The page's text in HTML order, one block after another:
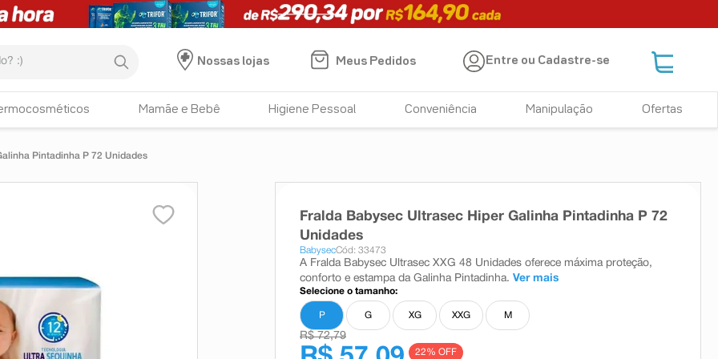
Nossas lojas
Meus Pedidos Entre ou Cadastre-se
Mamãe e Bebê Higiene Pessoal Conveniência Manipulação Ofertas
Pintadinha P 72 Unidades
Fralda Babysec Ultrasec Hiper Galinha Pintadinha P 72
Unidades
BabysecCód: 33473
A Fralda Babysec Ultrasec XXG 48 Unidades oferece máxima proteção,
conforto e estampa da Galinha Pintadinha. Ver mais
Selecione o tamanho:
P G XG XXG M
R$ 72,79
22% OFF